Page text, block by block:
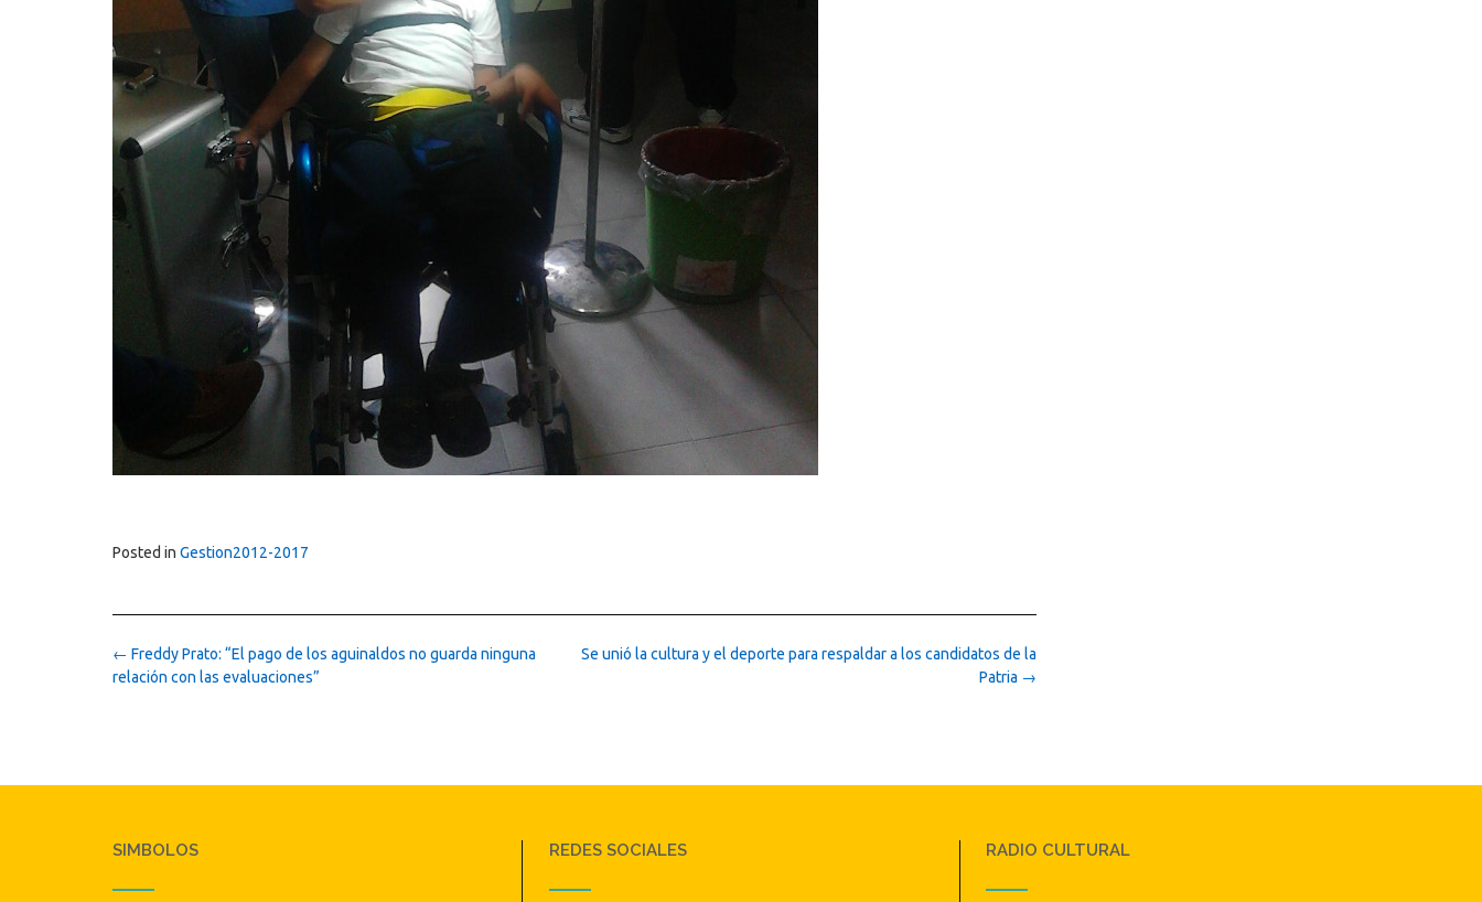
Posted in Gestion2012-2017
Post
navigation
Se unió la cultura y el deporte para respaldar a los candidatos de la
Patria →
← Freddy Prato: “El pago de los aguinaldos no guarda ninguna
relación con las evaluaciones”
SIMBOLOS REDES SOCIALES RADIO CULTURAL